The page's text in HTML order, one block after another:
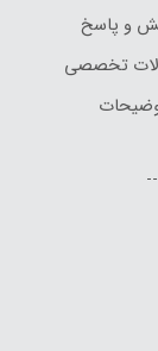
و پاسخ
تخصصی